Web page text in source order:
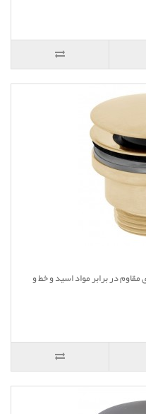
در برابر مواد اسید و خط و